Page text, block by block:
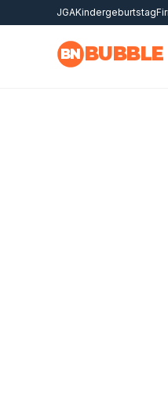
Zum Hauptinhalt springen
JGAKindergeburtstag
BN BUBBLE